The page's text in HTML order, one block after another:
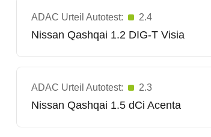
ADAC Urteil Autotest: 2.4
Nissan Qashqai 1.2 DIG-T Visia
ADAC Urteil Autotest: 2.3
Nissan Qashqai 1.5 dCi Acenta